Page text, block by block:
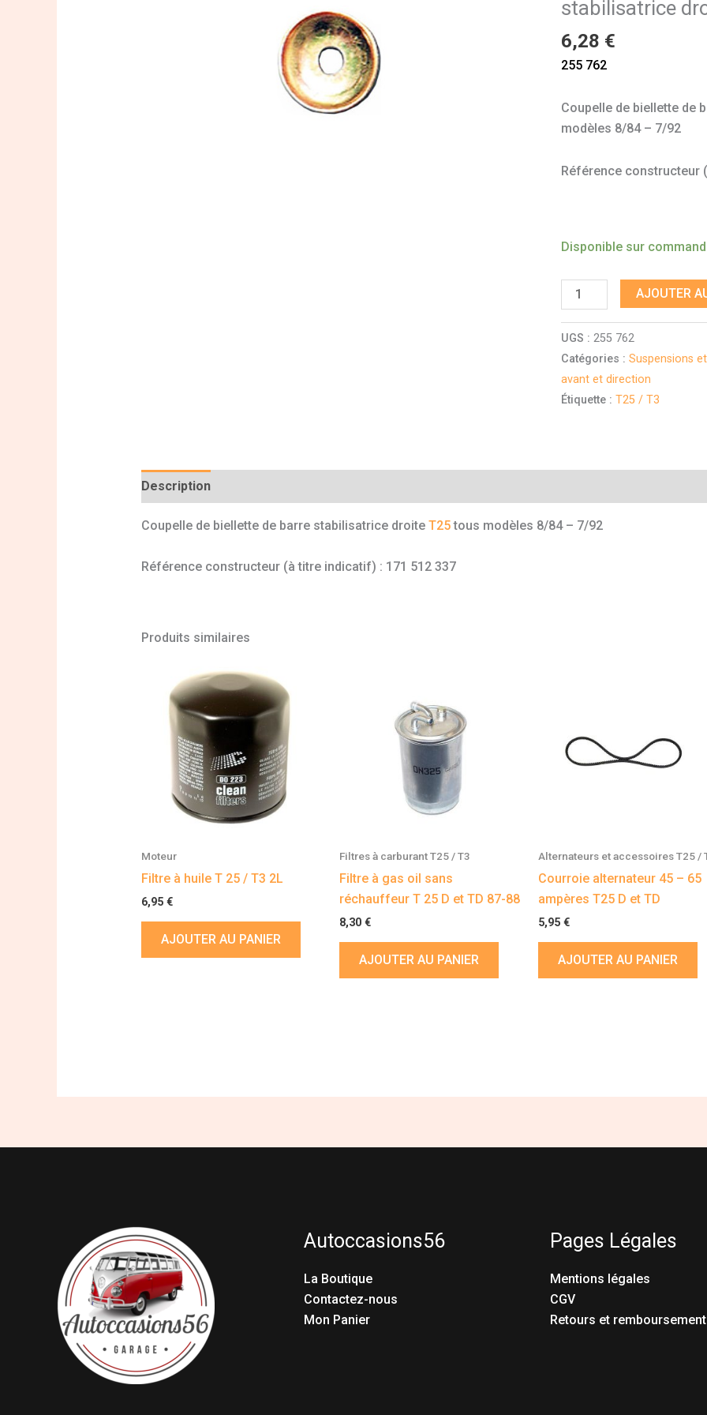
stabilisatrice
6,28 €
255 762
Coupelle de biellette de
modèles 8/84 – 7/92
Référence constructeur
Disponible sur
stabilisatrice
droite
T25
AJOUTER
UGS :255 762
Catégories :Suspensions
avant et direction
Étiquette :T25 / T3
Description
Coupelle de biellette de barre stabilisatrice droite T25tous modèles 8/84 – 7/92
Référence constructeur (à titre indicatif) : 171 512 337
Produits similaires
Moteur
Filtre à huile T 25 / T3 2L
6,95 €
AJOUTER AU PANIER
Filtres à carburant T25 / T3
Filtre à gas oil sans
réchauffeur T 25 D et TD 87-88
8,30€
AJOUTER AU PANIER
Alternateurs et accessoires T25 /
Courroie alternateur 45 – 65
ampères T25 D et TD
5,95 €
AJOUTER AU PANIER
Autoccasions56
La Boutique
Contactez-nous
Mon Panier
Pages Légales
Mentions légales
CGV
Retours et